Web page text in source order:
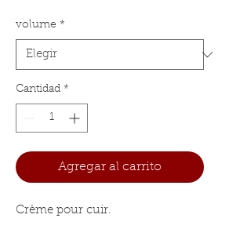
volume *
Cantidad *
Agregar al carrito
Crème pour cuir.